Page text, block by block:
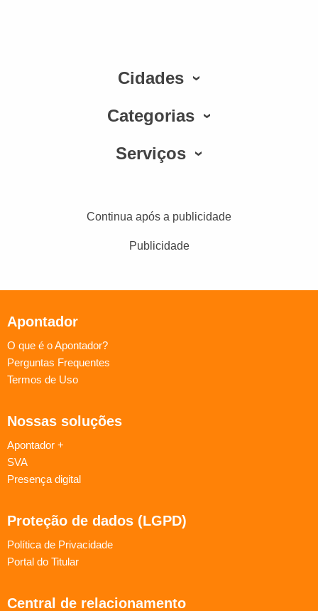
Cidades
Categorias
Serviços
Continua após a publicidade
Publicidade
Apontador
O que é o Apontador?
Perguntas Frequentes
Termos de Uso
Nossas soluções
Apontador +
SVA
Presença digital
Proteção de dados (LGPD)
Política de Privacidade
Portal do Titular
Central de relacionamento